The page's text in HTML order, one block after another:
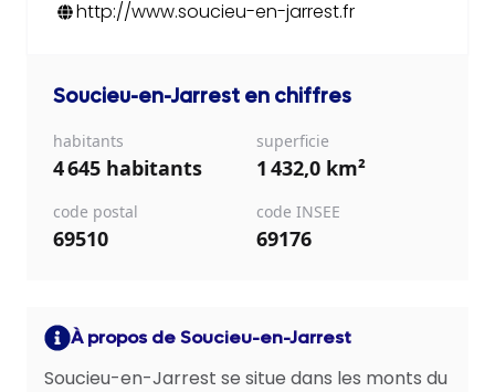
http://www.soucieu-en-jarrest.fr
Soucieu-en-Jarrest en chiffres
habitants
4 645 habitants
superficie
1 432,0 km²
code postal
69510
code INSEE
69176
À propos de Soucieu-en-Jarrest
Soucieu-en-Jarrest se situe dans les monts du